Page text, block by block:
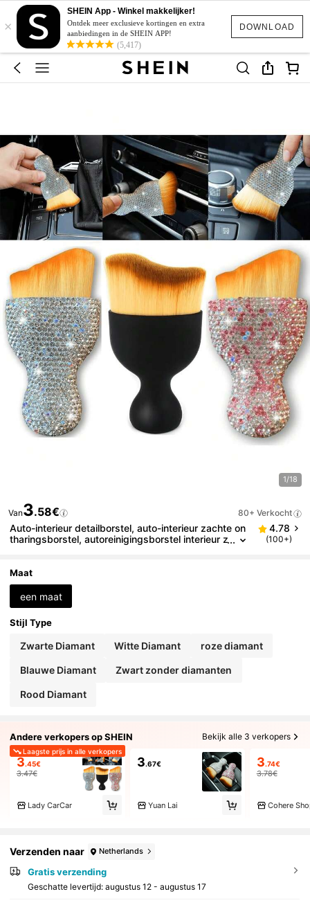
DOWNLOAD
×
SHEIN App - Winkel makkelijker!
Ontdek meer exclusieve kortingen en extra
aanbiedingen in de SHEIN APP!
(5,417)
1/18
Van3.58€ 80+ Verkocht
Auto-interieur detailborstel, auto-interieur zachte on
tharingsborstel, autoreinigingsborstel interieur z
oratie
4.78
(100+)
Maat
een maat
Stijl Type
Zwarte Diamant Witte Diamant roze diamant
Blauwe Diamant Zwart zonder diamanten
Rood Diamant
Andere verkopers op SHEIN Bekijk alle 3 verkopers
Laagste prijs in alle verkopers
3.45€
3.47€
Lady CarCar
3.67€
Yuan Lai
3.74€
3.78€
Cohere
Verzenden naar Netherlands
Gratis verzending
Geschatte levertijd: augustus 12 - augustus 17